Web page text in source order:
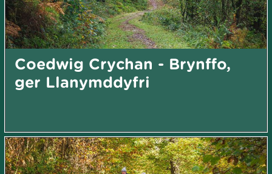
Coedwig Crychan - Brynffo,
ger Llanymddyfri